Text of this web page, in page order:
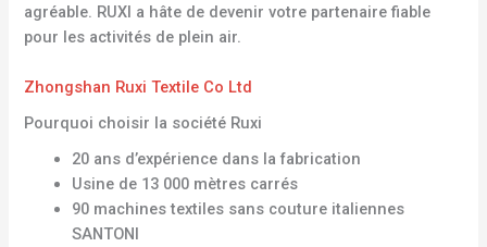
agréable. RUXI a hâte de devenir votre partenaire fiable
pour les activités de plein air.
Zhongshan Ruxi Textile Co Ltd
Pourquoi choisir la société Ruxi
20 ans d’expérience dans la fabrication
Usine de 13 000 mètres carrés
90 machines textiles sans couture italiennes
SANTONI